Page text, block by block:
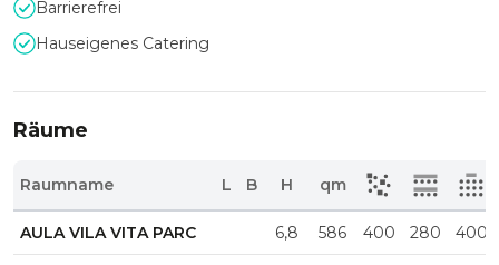
Barrierefrei
Hauseigenes Catering
Räume
Raumname L B H qm
AULA VILA VITA PARC 6,8 586 400 280 400